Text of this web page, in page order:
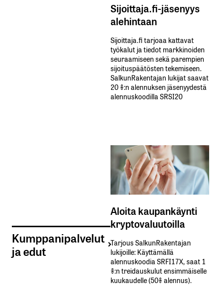
Kumppanipalvelut
ja edut
Sijoittaja.fi-jäsenyys
alehintaan
Sijoittaja.fi tarjoaa kattavat
työkalut ja tiedot markkinoiden
seuraamiseen sekä parempien
sijoituspäätösten tekemiseen.
SalkunRakentajan lukijat saavat
20 %:n alennuksen jäsenyydestä
alennuskoodilla SRSI20
Aloita kaupankäynti
kryptovaluutoilla
Tarjous SalkunRakentajan
lukijoille: Käyttämällä​ ​
alennuskoodia​ ​SRFI17X,​ ​saat​ ​1
%:n treidauskulut​ ​ensimmäiselle​ ​
kuukaudelle​ ​(50%​ ​alennus).